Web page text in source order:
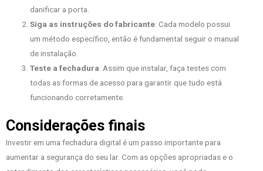
danificar a porta.
Siga as instruções do fabricante: Cada modelo possui
um método específico, então é fundamental seguir o manual
de instalação.
Teste a fechadura: Assim que instalar, faça testes com
todas as formas de acesso para garantir que tudo está
funcionando corretamente.
Considerações finais
Investir em uma fechadura digital é um passo importante para
aumentar a segurança do seu lar. Com as opções apropriadas e o